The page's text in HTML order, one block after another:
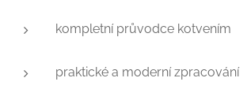
kompletní průvodce kotvením
praktické a moderní zpracování